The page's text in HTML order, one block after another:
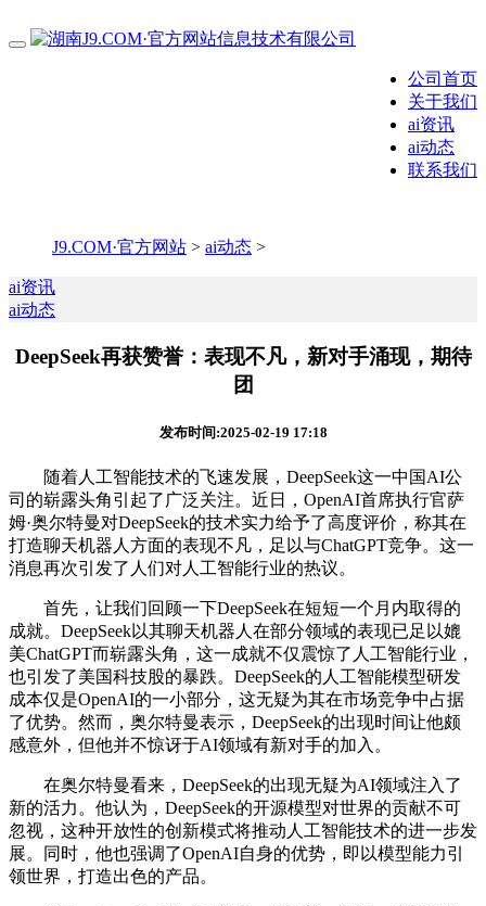
公司首页
关于我们
ai资讯
ai动态
联系我们
J9.COM·官方网站 > ai动态 >
ai资讯
ai动态
DeepSeek再获赞誉：表现不凡，新对手涌现，期待
团
发布时间:2025-02-19 17:18
随着人工智能技术的飞速发展，DeepSeek这一中国AI公
司的崭露头角引起了广泛关注。近日，OpenAI首席执行官萨
姆·奥尔特曼对DeepSeek的技术实力给予了高度评价，称其在
打造聊天机器人方面的表现不凡，足以与ChatGPT竞争。这一
消息再次引发了人们对人工智能行业的热议。
首先，让我们回顾一下DeepSeek在短短一个月内取得的
成就。DeepSeek以其聊天机器人在部分领域的表现已足以媲
美ChatGPT而崭露头角，这一成就不仅震惊了人工智能行业，
也引发了美国科技股的暴跌。DeepSeek的人工智能模型研发
成本仅是OpenAI的一小部分，这无疑为其在市场竞争中占据
了优势。然而，奥尔特曼表示，DeepSeek的出现时间让他颇
感意外，但他并不惊讶于AI领域有新对手的加入。
在奥尔特曼看来，DeepSeek的出现无疑为AI领域注入了
新的活力。他认为，DeepSeek的开源模型对世界的贡献不可
忽视，这种开放性的创新模式将推动人工智能技术的进一步发
展。同时，他也强调了OpenAI自身的优势，即以模型能力引
领世界，打造出色的产品。